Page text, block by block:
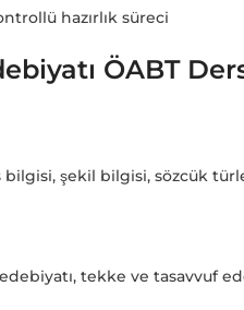
hazırlık süreci
ÖABT
şekil bilgisi, sözcük
tekke ve tasavvuf